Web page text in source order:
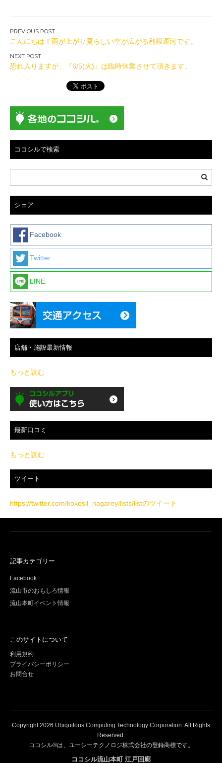
投
稿
ナ
ビ
シ
ョ
こんにちは！雨が上がり夏らしい空が広がる利根運河です。
恐れ入りますが、『6/5(火)』は臨時休業させて頂きます。
ココシルで検索
シェア
Facebook
Twitter
LINE
店舗・施設最新情報
もっと読む
最新口コミ
もっと読む
ツイート
https://twitter.com/kokosil_nagarey/lists/listのツイート
記事カテゴリー
Facebook
流山市のおもしろ情報
流山本町イベント情報
このサイトについて
利用規約
プライバシーポリシー
お問合せ
Copyright2026 Ubiquitous Computing Technology Corporation . All Rights
Reserved.
ココシル®は、ユーシーテクノロジ株式会社の登録商標です。
ココシル流山本町 江戸回廊